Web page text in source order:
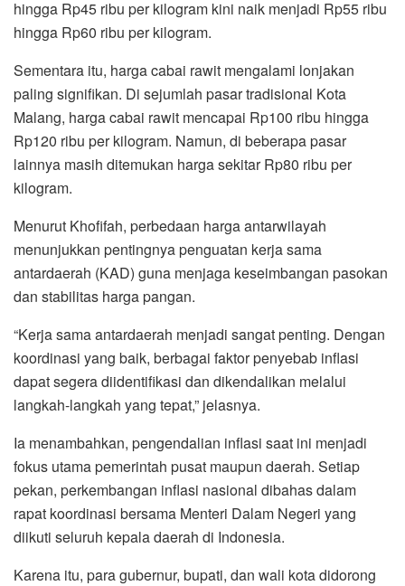
hingga Rp45 ribu per kilogram kini naik menjadi Rp55 ribu
hingga Rp60 ribu per kilogram.
Sementara itu, harga cabai rawit mengalami lonjakan
paling signifikan. Di sejumlah pasar tradisional Kota
Malang, harga cabai rawit mencapai Rp100 ribu hingga
Rp120 ribu per kilogram. Namun, di beberapa pasar
lainnya masih ditemukan harga sekitar Rp80 ribu per
kilogram.
Menurut Khofifah, perbedaan harga antarwilayah
menunjukkan pentingnya penguatan kerja sama
antardaerah (KAD) guna menjaga keseimbangan pasokan
dan stabilitas harga pangan.
“Kerja sama antardaerah menjadi sangat penting. Dengan
koordinasi yang baik, berbagai faktor penyebab inflasi
dapat segera diidentifikasi dan dikendalikan melalui
langkah-langkah yang tepat,” jelasnya.
Ia menambahkan, pengendalian inflasi saat ini menjadi
fokus utama pemerintah pusat maupun daerah. Setiap
pekan, perkembangan inflasi nasional dibahas dalam
rapat koordinasi bersama Menteri Dalam Negeri yang
diikuti seluruh kepala daerah di Indonesia.
Karena itu, para gubernur, bupati, dan wali kota didorong